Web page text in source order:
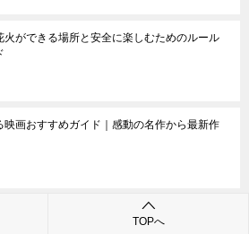
火ができる場所と安全に楽しむためのルール
映画おすすめガイド｜感動の名作から最新作
TOPへ